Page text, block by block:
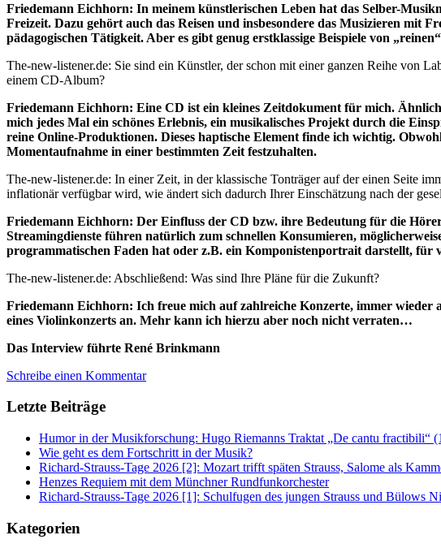
Friedemann Eichhorn: In meinem künstlerischen Leben hat das Selber-
Freizeit. Dazu gehört auch das Reisen und insbesondere das Musizieren mit
pädagogischen Tätigkeit. Aber es gibt genug erstklassige Beispiele von
The-new-listener.de: Sie sind ein Künstler, der schon mit einer ganzen Reihe von
einem CD-Album?
Friedemann Eichhorn: Eine CD ist ein kleines Zeitdokument für mich.
mich jedes Mal ein schönes Erlebnis, ein musikalisches Projekt durch die
reine Online-Produktionen. Dieses haptische Element finde ich wichtig.
Momentaufnahme in einer bestimmten Zeit festzuhalten.
The-new-listener.de: In einer Zeit, in der klassische Tonträger auf der einen Seite
inflationär verfügbar wird, wie ändert sich dadurch Ihrer Einschätzung nach der
Friedemann Eichhorn: Der Einfluss der CD bzw. ihre Bedeutung für die
Streamingdienste führen natürlich zum schnellen Konsumieren,
programmatischen Faden hat oder z.B. ein Komponistenportrait darstellt, für
The-new-listener.de: Abschließend: Was sind Ihre Pläne für die Zukunft?
Friedemann Eichhorn: Ich freue mich auf zahlreiche Konzerte, immer
eines Violinkonzerts an. Mehr kann ich hierzu aber noch nicht verraten…
Das Interview führte René Brinkmann
Schreibe einen Kommentar
Letzte Beiträge
Humor in der Musikforschung: Hugo Riemanns Traktat „De cantu fractibili“
Wie geht es dem Fortschritt in der Musik?
Richard-Strauss-Tage 2026 [2]: Mozart trifft späten Strauss, Salome als
Henzes Requiem mit dem Münchner Rundfunkorchester
Richard-Strauss-Tage 2026 [1]: Schulfugen des jungen Strauss und Bülows
Kategorien